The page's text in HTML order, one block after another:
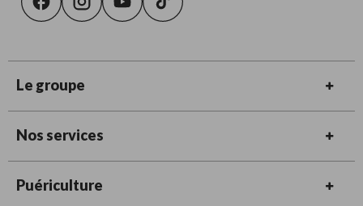
Le groupe
Nos services
Puériculture